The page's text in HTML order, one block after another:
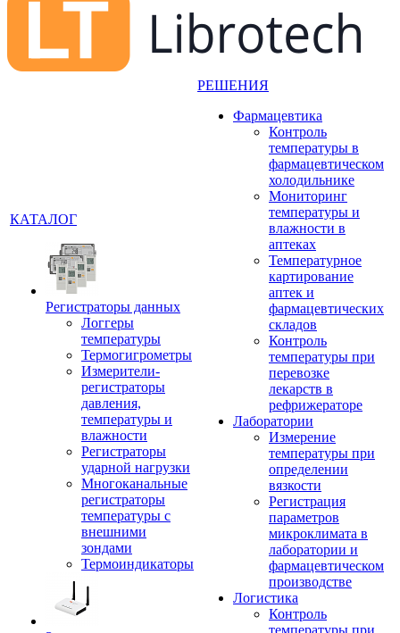
КАТАЛОГ
Регистраторы данных
Логгеры
температуры
Термогигрометры
Измерители-
регистраторы
давления,
температуры и
влажности
Регистраторы
ударной нагрузки
Многоканальные
регистраторы
температуры с
внешними
зондами
Термоиндикаторы
РЕШЕНИЯ
Фармацевтика
Контроль
температуры в
фармацевтическом
холодильнике
Мониторинг
температуры и
влажности в
аптеках
Температурное
картирование
аптек и
фармацевтических
складов
Контроль
температуры при
перевозке
лекарств в
рефрижераторе
Лаборатории
Измерение
температуры при
определении
вязкости
Регистрация
параметров
микроклимата в
лаборатории и
фармацевтическом
производстве
Логистика
Контроль
температуры при